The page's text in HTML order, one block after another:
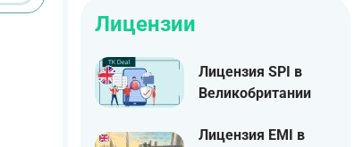
Лицензии
Лицензия SPI в
Великобритании
Лицензия EMI в